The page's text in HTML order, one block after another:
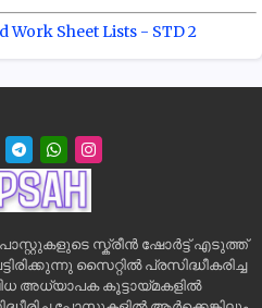
Work Sheet Lists - STD 2
സ്ക്രീൻ ഷോർട്ട് എടുത്ത്
സൈറ്റിൽ പ്രസിദ്ധീകരിച്ച
അധ്യാപക കൂട്ടായ്മകളിൽ